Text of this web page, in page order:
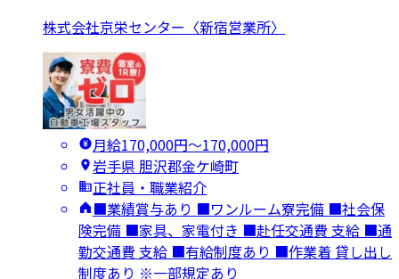
株式会社京栄センター〈新宿営業所〉
月給170,000円〜170,000円
岩手県 胆沢郡金ケ崎町
正社員・職業紹介
■業績賞与あり ■ワンルーム寮完備 ■社会保
険完備 ■家具、家電付き ■赴任交通費 支給 ■通
勤交通費 支給 ■有給制度あり ■作業着 貸し出し
制度あり ※一部規定あり